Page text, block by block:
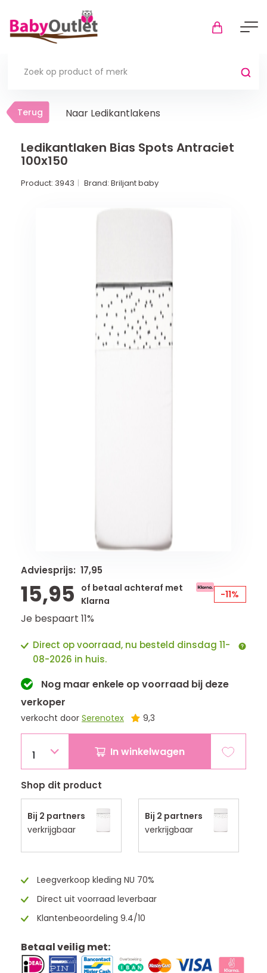
Terug
Thuis
Boxmatrassen en hoeslakens
Veiligheid in en om huis
Veiligheid buiten de deur
Terug Naar Ledikantlakens
Ledikantlaken Bias Spots Antraciet
100x150
Product: 3943 Brand: Briljant baby
Adviesprijs: 17,95
15,95
of betaal achteraf met
Klarna
-11%
Je bespaart 11%
Direct op voorraad, nu besteld dinsdag 11-
08-2026 in huis.
Nog maar enkele op voorraad bij deze
verkoper
verkocht door Serenotex 9,3
1 In winkelwagen
Shop dit product
Bij 2 partners
verkrijgbaar
Bij 2 partners
verkrijgbaar
Leegverkoop kleding NU 70%
Direct uit voorraad leverbaar
Klantenbeoordeling 9.4/10
Betaal veilig met: